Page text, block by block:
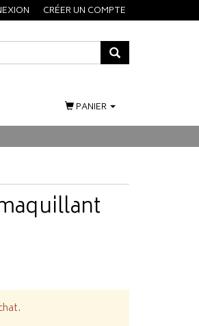
CRÉER UN COMPTE
PANIER